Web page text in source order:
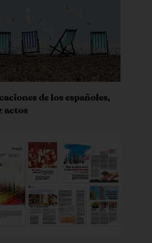
de los españoles,
actos